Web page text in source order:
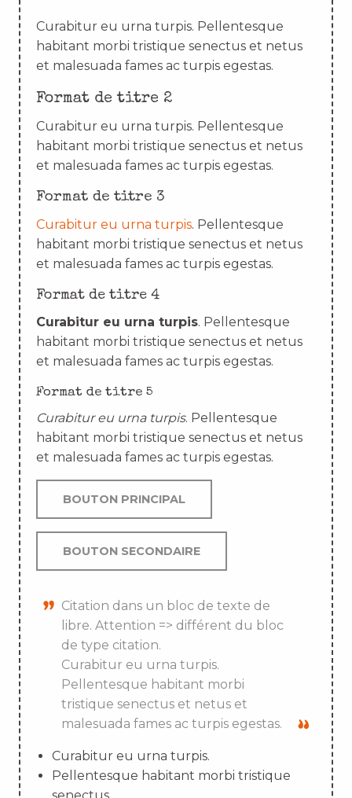
Curabitur eu urna turpis. Pellentesque
habitant morbi tristique senectus et netus
et malesuada fames ac turpis egestas.
Format de titre 2
Curabitur eu urna turpis. Pellentesque
habitant morbi tristique senectus et netus
et malesuada fames ac turpis egestas.
Format de titre 3
Curabitur eu urna turpis. Pellentesque
habitant morbi tristique senectus et netus
et malesuada fames ac turpis egestas.
Format de titre 4
Curabitur eu urna turpis. Pellentesque
habitant morbi tristique senectus et netus
et malesuada fames ac turpis egestas.
Format de titre 5
Curabitur eu urna turpis. Pellentesque
habitant morbi tristique senectus et netus
et malesuada fames ac turpis egestas.
BOUTON PRINCIPAL
BOUTON SECONDAIRE
Citation dans un bloc de texte de
libre. Attention => différent du bloc
de type citation.
Curabitur eu urna turpis.
Pellentesque habitant morbi
tristique senectus et netus et
malesuada fames ac turpis egestas.
Curabitur eu urna turpis.
Pellentesque habitant morbi tristique